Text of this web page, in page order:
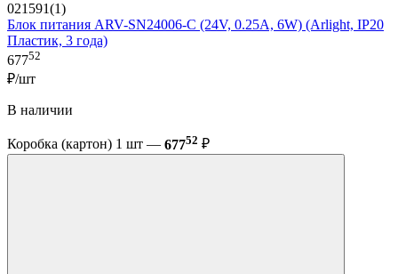
021591(1)
Блок питания ARV-SN24006-C (24V, 0.25A, 6W) (Arlight, IP20
Пластик, 3 года)
67752
₽/шт
В наличии
Коробка (картон) 1 шт — 67752 ₽